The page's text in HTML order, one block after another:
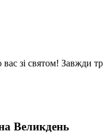
вас зі святом! Завжди
Великдень